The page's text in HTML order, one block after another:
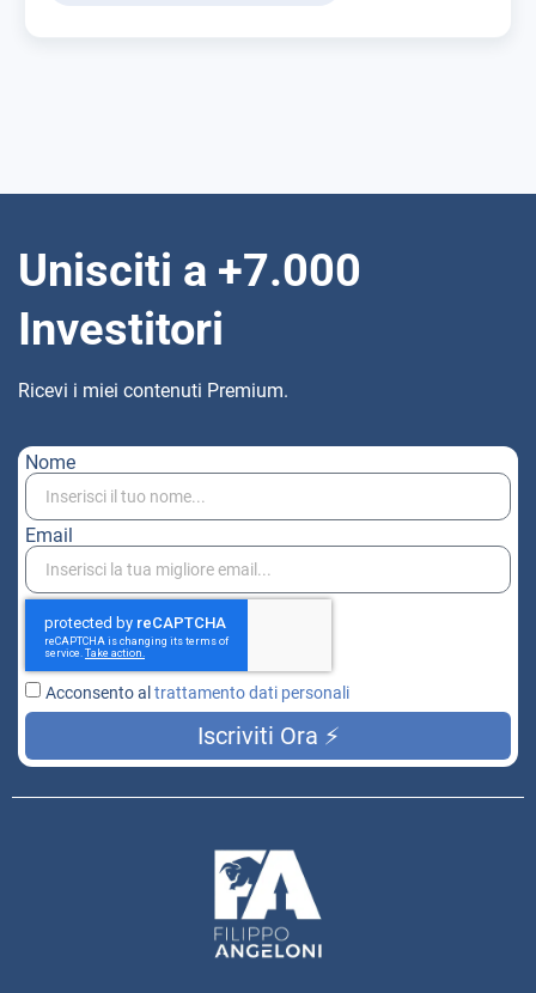
Unisciti a +7.000
Investitori
Ricevi i miei contenuti Premium.
Nome
Email
Acconsento al trattamento dati personali
Iscriviti Ora ⚡